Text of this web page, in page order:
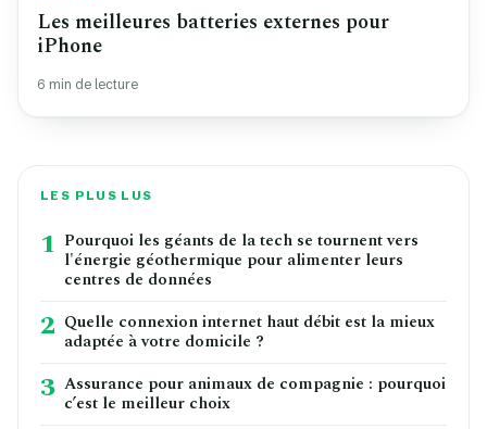
Les meilleures batteries externes pour
iPhone
6 min de lecture
LES PLUS LUS
1 Pourquoi les géants de la tech se tournent vers
l'énergie géothermique pour alimenter leurs
centres de données
2 Quelle connexion internet haut débit est la mieux
adaptée à votre domicile ?
3 Assurance pour animaux de compagnie : pourquoi
c’est le meilleur choix